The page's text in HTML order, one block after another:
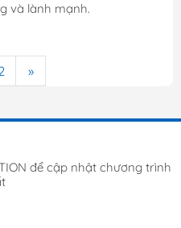
và lành mạnh.
»
để cập nhật chương trình